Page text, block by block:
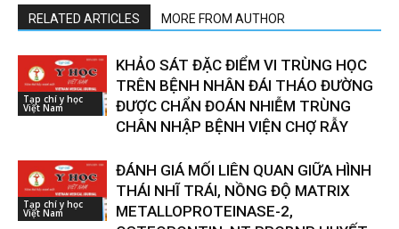
RELATED ARTICLES MORE FROM AUTHOR
Tạp chí y học
Việt Nam
KHẢO SÁT ĐẶC ĐIỂM VI TRÙNG HỌC
TRÊN BỆNH NHÂN ĐÁI THÁO ĐƯỜNG
ĐƯỢC CHẨN ĐOÁN NHIỄM TRÙNG
CHÂN NHẬP BỆNH VIỆN CHỢ RẪY
Tạp chí y học
Việt Nam
ĐÁNH GIÁ MỐI LIÊN QUAN GIỮA HÌNH
THÁI NHĨ TRÁI, NỒNG ĐỘ MATRIX
METALLOPROTEINASE-2,